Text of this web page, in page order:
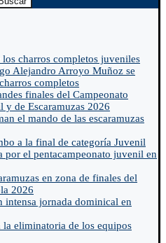
charros completos juveniles
Alejandro Arroyo Muñoz se
completos
finales del Campeonato
de Escaramuzas 2026
el mando de las escaramuzas
a la final de categoría Juvenil
por el pentacampeonato juvenil en
en zona de finales del
2026
intensa jornada dominical en
la eliminatoria de los equipos